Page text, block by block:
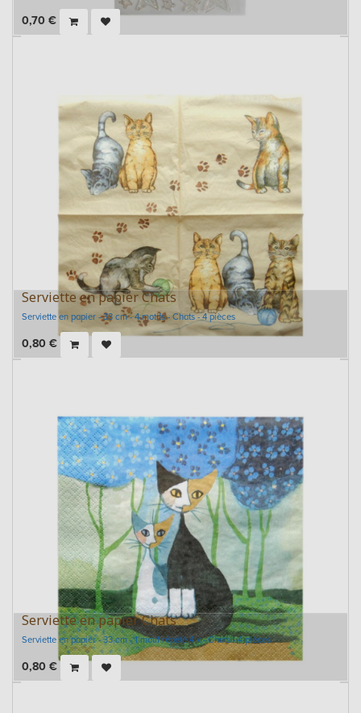
0,70 €
Serviette en papier Chats
Serviette en papier - 33 cm - 4 motifs - Chats - 4 pièces
0,80 €
Serviette en papier Chats
Serviette en papier - 33 cm - 1 motif répété 4 x - Chats - 4 pièces
0,80 €